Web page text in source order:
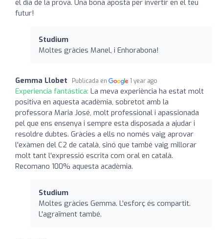
el dia de la prova. Una bona aposta per invertir en el teu
futur!
Studium
Moltes gràcies Manel, i Enhorabona!
Gemma Llobet Publicada en 1 year ago
Experiencia fantástica: La meva experiència ha estat molt
positiva en aquesta acadèmia, sobretot amb la
professora Maria José, molt professional i apassionada
pel que ens ensenya i sempre esta disposada a ajudar i
resoldre dubtes. Gràcies a ells no només vaig aprovar
l'exàmen del C2 de català, sinó que també vaig millorar
molt tant l'expressió escrita com oral en català.
Recomano 100% aquesta acadèmia.
Studium
Moltes gràcies Gemma. L'esforç és compartit.
L'agraïment també.